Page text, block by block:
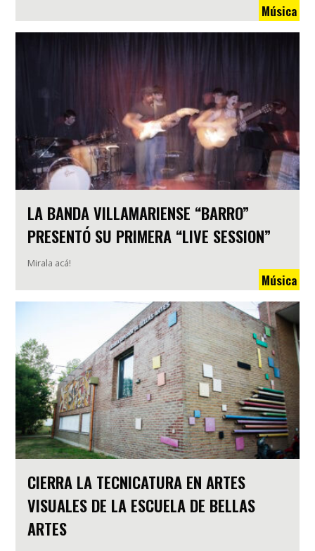
Música
LA BANDA VILLAMARIENSE “BARRO”
PRESENTÓ SU PRIMERA “LIVE SESSION”
Mirala acá!
Música
CIERRA LA TECNICATURA EN ARTES
VISUALES DE LA ESCUELA DE BELLAS
ARTES